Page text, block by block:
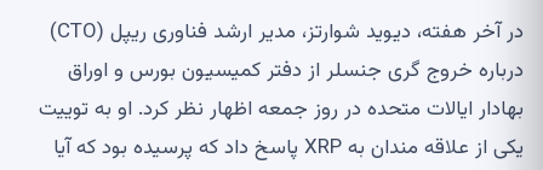
در آخر هفته، دیوید شوارتز، مدیر ارشد فناوری ریپل (CTO)
درباره خروج گری جنسلر از دفتر کمیسیون بورس و اوراق
بهادار ایالات متحده در روز جمعه اظهار نظر کرد. او به توییت
یکی از علاقه مندان به XRP پاسخ داد که پرسیده بود که آیا